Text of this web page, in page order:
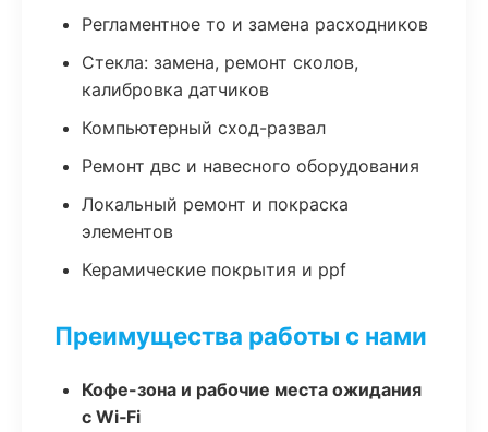
Регламентное то и замена расходников
Стекла: замена, ремонт сколов,
калибровка датчиков
Компьютерный сход-развал
Ремонт двс и навесного оборудования
Локальный ремонт и покраска
элементов
Керамические покрытия и ppf
Преимущества работы с нами
Кофе-зона и рабочие места ожидания
с Wi‑Fi